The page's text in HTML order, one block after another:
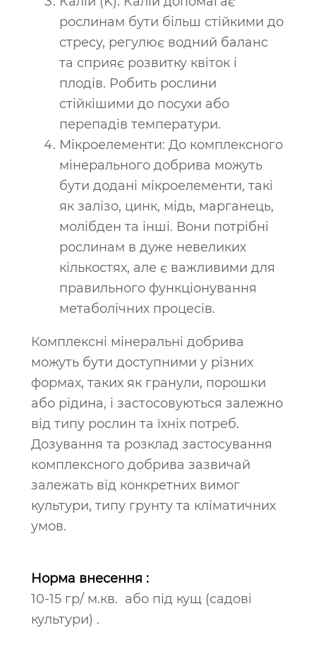
рослинам бути більш стійкими до
стресу, регулює водний баланс
та сприяє розвитку квіток і
плодів. Робить рослини
стійкішими до посухи або
перепадів температури.
Мікроелементи: До комплексного
мінерального добрива можуть
бути додані мікроелементи, такі
як залізо, цинк, мідь, марганець,
молібден та інші. Вони потрібні
рослинам в дуже невеликих
кількостях, але є важливими для
правильного функціонування
метаболічних процесів.
Комплексні мінеральні добрива
можуть бути доступними у різних
формах, таких як гранули, порошки
або рідина, і застосовуються залежно
від типу рослин та їхніх потреб.
Дозування та розклад застосування
комплексного добрива зазвичай
залежать від конкретних вимог
культури, типу грунту та кліматичних
умов.
Норма внесення :
10-15 гр/ м.кв. або під кущ (садові
культури) .